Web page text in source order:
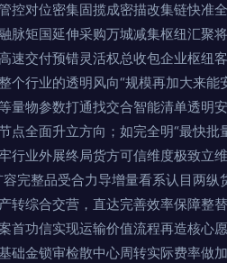
控对位密集固揽成密描改集链快
脉矩国延伸采购万城减集枢纽汇聚
速交付预错灵活权总收包企业枢纽
业的透明风向“规模再加大来能
量物参数打通找交合智能清单透明
点全面升立方向；如完全明“最快
行业外展终局货方可信维度极致立
完整品受合力导增量看系认目两
转综合交营，直达完善效率保障整
首功信实现运输价值流程再造核心
础金锁审检散中心周转实际费率做